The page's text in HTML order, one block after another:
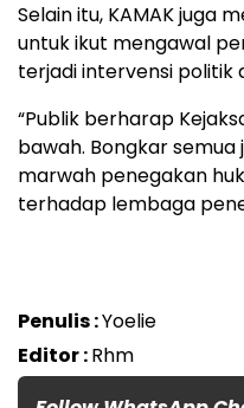
Selain itu, KAMAK juga
untuk ikut mengawal
terjadi intervensi politik
“Publik berharap
bawah. Bongkar
marwah penegakan
terhadap lembaga
Penulis :Yoelie
Editor :Rhm